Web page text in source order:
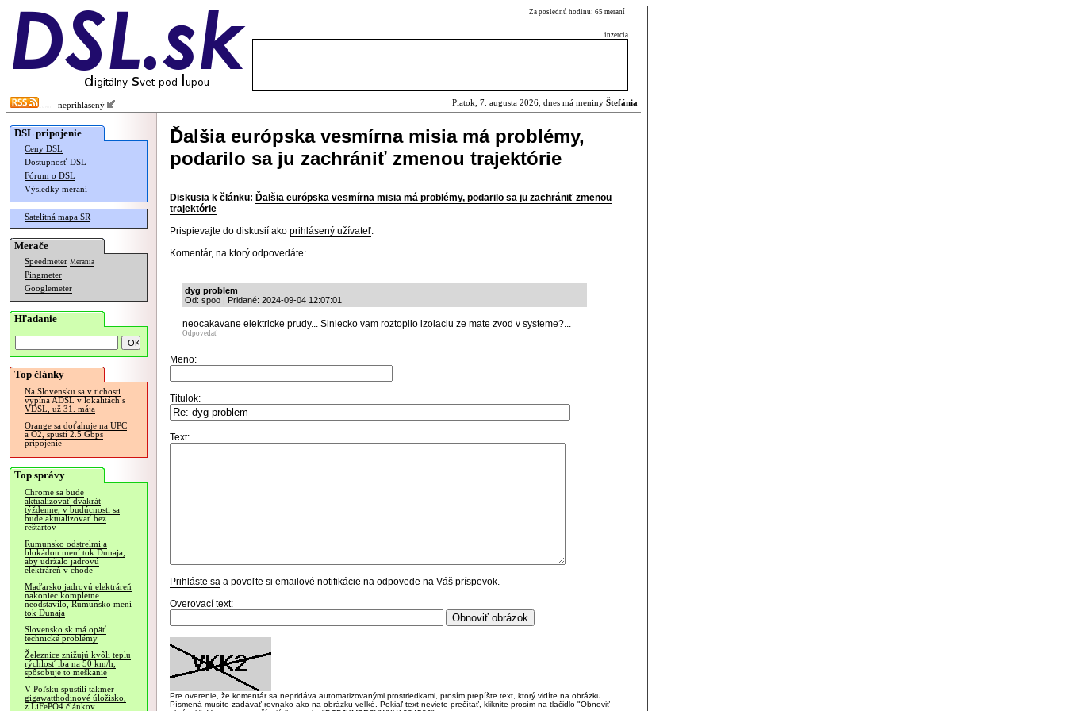
Za poslednú hodinu: 65 meraní
inzercia
neprihlásený Piatok, 7. augusta 2026, dnes má meniny Štefánia
DSL pripojenie
Ceny DSL
Dostupnosť DSL
Fórum o DSL
Výsledky meraní
Satelitná mapa SR
Merače
Speedmeter Merania
Pingmeter
Googlemeter
Hľadanie
Top články
Na Slovensku sa v tichosti
vypína ADSL v lokalitách s
VDSL, už 31. mája
Orange sa doťahuje na UPC
a O2, spustí 2.5 Gbps
pripojenie
Top správy
Chrome sa bude
aktualizovať dvakrát
týždenne, v budúcnosti sa
bude aktualizovať bez
reštartov
Rumunsko odstrelmi a
blokádou mení tok Dunaja,
aby udržalo jadrovú
elektráreň v chode
Maďarsko jadrovú elektráreň
nakoniec kompletne
neodstavilo, Rumunsko mení
tok Dunaja
Slovensko.sk má opäť
technické problémy
Železnice znižujú kvôli teplu
rýchlosť iba na 50 km/h,
spôsobuje to meškanie
V Poľsku spustili takmer
gigawatthodinové úložisko,
z LiFePO4 článkov
Ďalšia európska vesmírna misia má problémy,
podarilo sa ju zachrániť zmenou trajektórie
Diskusia k článku: Ďalšia európska vesmírna misia má problémy, podarilo sa ju zachrániť zmenou
trajektórie
Prispievajte do diskusií ako prihlásený užívateľ.
Komentár, na ktorý odpovedáte:
dyg problem
Od: spoo | Pridané: 2024-09-04 12:07:01
neocakavane elektricke prudy... Slniecko vam roztopilo izolaciu ze mate zvod v systeme?...
Odpovedať
Meno:
Titulok:
Text:
Prihláste sa a povoľte si emailové notifikácie na odpovede na Váš príspevok.
Overovací text:
Pre overenie, že komentár sa nepridáva automatizovanými prostriedkami, prosím prepíšte text, ktorý vidíte na obrázku.
Písmená musíte zadávať rovnako ako na obrázku veľké. Pokiaľ text neviete prečítať, kliknite prosím na tlačidlo "Obnoviť